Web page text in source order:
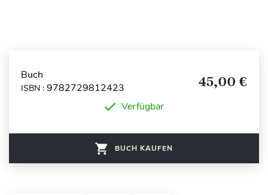
Buch
ISBN : 9782729812423 45,00 €
Verfügbar
BUCH KAUFEN